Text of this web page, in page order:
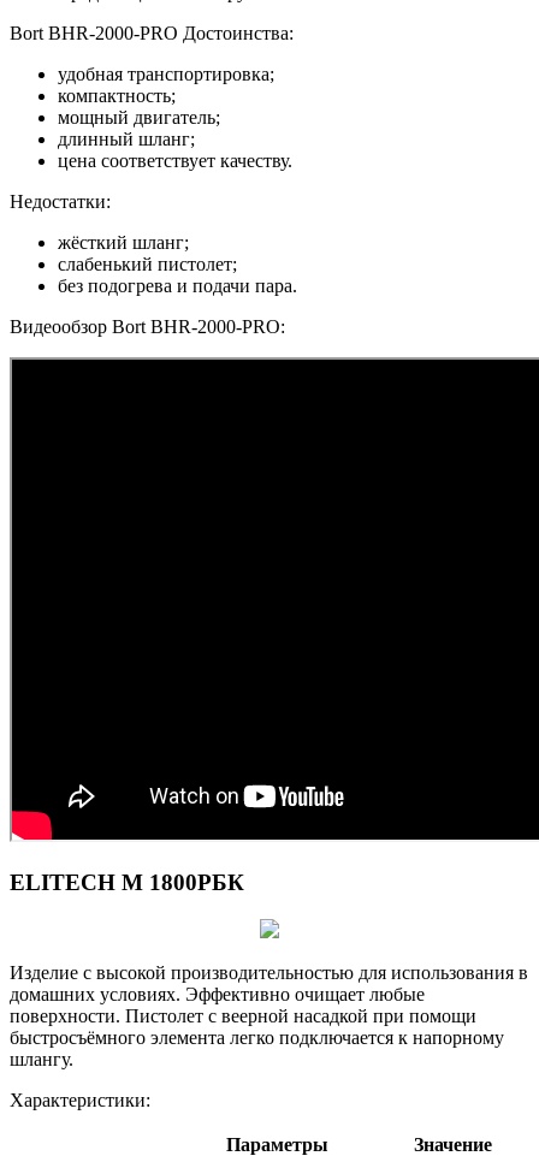
Bort BHR-2000-PRO Достоинства:
удобная транспортировка;
компактность;
мощный двигатель;
длинный шланг;
цена соответствует качеству.
Недостатки:
жёсткий шланг;
слабенький пистолет;
без подогрева и подачи пара.
Видеообзор Bort BHR-2000-PRO:
ELITECH М 1800РБК
Изделие с высокой производительностью для использования в
домашних условиях. Эффективно очищает любые
поверхности. Пистолет с веерной насадкой при помощи
быстросъёмного элемента легко подключается к напорному
шлангу.
Характеристики:
Параметры
Значение